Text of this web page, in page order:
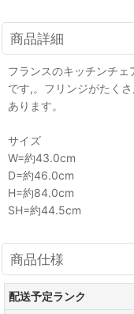
商品詳細
フランスのキッチンチ
です,。フリンジがたく
あります。
サイズ
W=約43.0cm
D=約46.0cm
H=約84.0cm
SH=約44.5cm
商品仕様
配送予定ランク